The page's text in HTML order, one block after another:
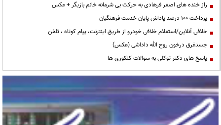
راز خنده های اصغر فرهادی به حرکت بی شرمانه خانم بازیگر + عکس
پرداخت ۱۰۰ درصد پاداش پایان خدمت فرهنگیان
خلافی آنلاین/استعلام خلافی خودرو از طریق اینترنت، پیام کوتاه ، تلفن
جسدغرق درخون روح الله داداشی (عکس)
پاسخ های دکتر توکلی به سوالات کنکوری ها